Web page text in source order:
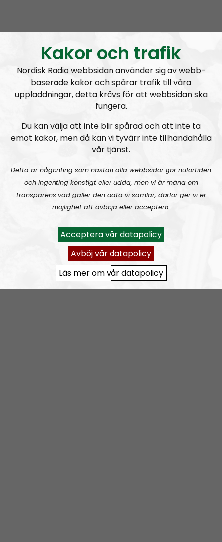
viktiga, frågor är dock åsikterna mer personliga.
Nordfronts nyhetsredaktörSimon Holmqvistleder
programmet tillsammans med tidningens
chefredaktörMartin Saxlind. Andra medarbetare
Tobias Lindberg
Holmvall, även känd somAndreas Johanssoni
Nordic FrontierochHey Buddypå sociala medier.
Producent är Nordisk Radios Max Rosenfors.
Radio Nordfront gillar åsikt- och yttrandefrihet.
Därför bjuder vi titt som tätt in gäster av alla det slag,
alltifrån sympatiskt inställda personer till
meningsmotståndare.
radionordfront@nordiskradio.se
simon.holmqvist@nordfront.se
martin.saxlind@nordfront.se
Kakor och trafik
Nordisk Radio webbsidan använder sig av webb-
baserade kakor och spårar trafik till våra
uppladdningar, detta krävs för att webbsidan ska
fungera.
Du kan välja att inte blir spårad och att inte ta
emot kakor, men då kan vi tyvärr inte tillhandahålla
vår tjänst.
Detta är någonting som nästan alla webbsidor gör nuförtiden
och ingenting konstigt eller udda, men vi är måna om
transparens vad gäller den data vi samlar, därför ger vi er
möjlighet att avböja eller acceptera.
Acceptera vår datapolicy
Avböj vår datapolicy
Läs mer om vår datapolicy